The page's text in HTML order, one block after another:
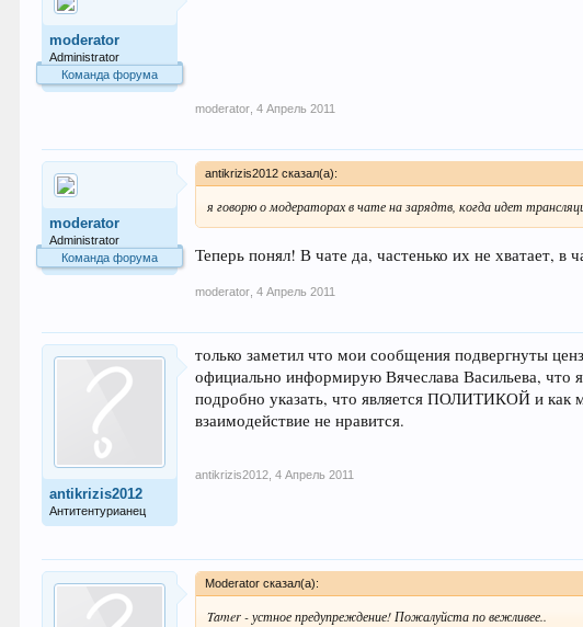
moderator
Administrator
Команда форума
moderator 4 Апрель 2011
moderator
Administrator
Команда форума
antikrizis2012 сказал(а):
я говорю о модераторах в чате на зарядтв, когда идет
Теперь понял! В чате да, частенько их не хватает,
moderator 4 Апрель 2011
antikrizis2012
Антитентурианец
только заметил что мои сообщения подвергнуты
официально информирую Вячеслава Васильева,
подробно указать, что является ПОЛИТИКОЙ и как
взаимодействие не нравится.
antikrizis2012 4 Апрель 2011
Moderator сказал(а):
Tamer - устное предупреждение! Пожалуйста по вежливее..